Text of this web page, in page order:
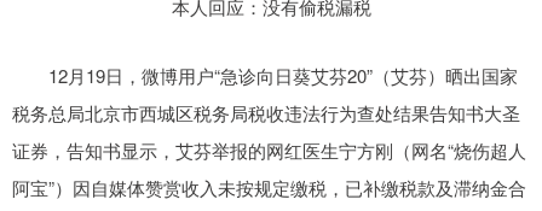
12月19日，微博用户“急诊向日葵艾芬20”（艾芬）晒出国家
税务总局北京市西城区税务局税收违法行为查处结果告知书大圣
证券，告知书显示，艾芬举报的网红医生宁方刚（网名“烧伤超人
阿宝”）因自媒体赞赏收入未按规定缴税，已补缴税款及滞纳金合